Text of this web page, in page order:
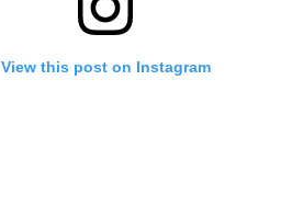
View this post on Instagram